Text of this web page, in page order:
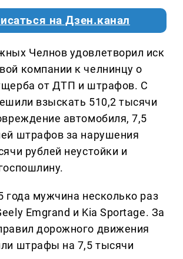
на Дзен.канал
Челнов удовлетворил иск
компании к челнинцу о
от ДТП и штрафов. С
взыскать 510,2 тысячи
автомобиля, 7,5
штрафов за нарушения
рублей неустойки и
года мужчина несколько раз
Emgrand и Kia Sportage. За
дорожного движения
штрафы на 7,5 тысячи